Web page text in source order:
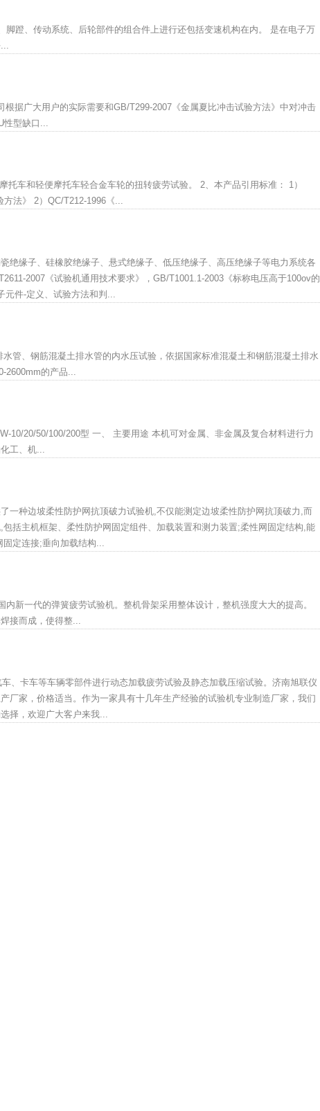
蹬、传动系统、后轮部件的组合件上进行还包括变速机构在内。 是在电子万
据广大用户的实际需要和GB/T299-2007《金属夏比冲击试验方法》中对冲击
性型缺口...
托车和轻便摩托车轻合金车轮的扭转疲劳试验。 2、本产品引用标准： 1）
法》 2）QC/T212-1996《...
绝缘子、硅橡胶绝缘子、悬式绝缘子、低压绝缘子、高压绝缘子等电力系统各
2007《试验机通用技术要求》，GB/T1001.1-2003《标称电压高于100ov的
元件-定义、试验方法和判...
管、钢筋混凝土排水管的内水压试验，依据国家标准混凝土和钢筋混凝土排水
2600mm的产品...
10/20/50/100/200型 一、 主要用途 本机可对金属、非金属及复合材料进行力
工、机...
一种边坡柔性防护网抗顶破力试验机,不仅能测定边坡柔性防护网抗顶破力,而
括主机框架、柔性防护网固定组件、加载装置和测力装置;柔性网固定结构,能
定连接;垂向加载结构...
新一代的弹簧疲劳试验机。整机骨架采用整体设计，整机强度大大的提高。
接而成，使得整...
、卡车等车辆零部件进行动态加载疲劳试验及静态加载压缩试验。济南旭联仪
厂家，价格适当。作为一家具有十几年生产经验的试验机专业制造厂家，我们
择，欢迎广大客户来我...